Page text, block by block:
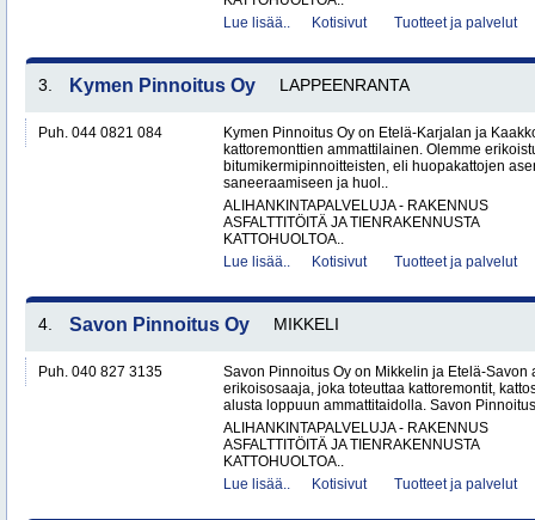
Lue lisää..
Kotisivut Tuotteet ja palvelut
3. Kymen Pinnoitus Oy LAPPEENRANTA
Puh. 044 0821 084
Kymen Pinnoitus Oy on Etelä-Karjalan ja
kattoremonttien ammattilainen. Olemme
bitumikermipinnoitteisten, eli huopakattojen
saneeraamiseen ja huol..
ALIHANKINTAPALVELUJA - RAKENNUS
ASFALTTITÖITÄ JA TIENRAKENNUSTA
KATTOHUOLTOA..
Lue lisää..
Kotisivut Tuotteet ja palvelut
4. Savon Pinnoitus Oy MIKKELI
Puh. 040 827 3135
Savon Pinnoitus Oy on Mikkelin ja Etelä-Savon
erikoisosaaja, joka toteuttaa kattoremontit,
alusta loppuun ammattitaidolla. Savon
ALIHANKINTAPALVELUJA - RAKENNUS
ASFALTTITÖITÄ JA TIENRAKENNUSTA
KATTOHUOLTOA..
Lue lisää..
Kotisivut Tuotteet ja palvelut